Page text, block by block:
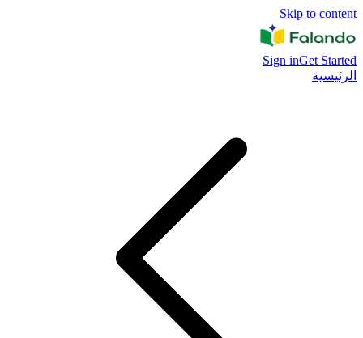
Skip to content
Sign inGet Started
الرئيسية